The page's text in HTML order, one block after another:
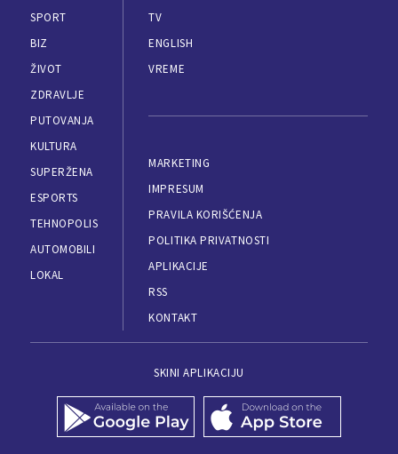
SPORT
BIZ
ŽIVOT
ZDRAVLJE
PUTOVANJA
KULTURA
SUPERŽENA
ESPORTS
TEHNOPOLIS
AUTOMOBILI
LOKAL
TV
ENGLISH
VREME
MARKETING
IMPRESUM
PRAVILA KORIŠĆENJA
POLITIKA PRIVATNOSTI
APLIKACIJE
RSS
KONTAKT
SKINI APLIKACIJU